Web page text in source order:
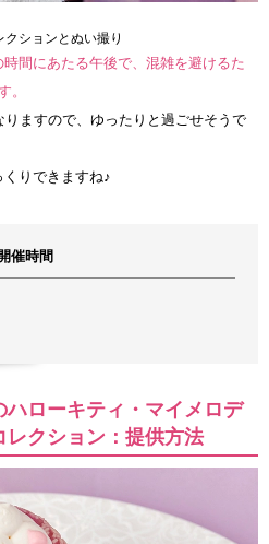
クションとぬい撮り
間にあたる午後で、混雑を避けるた
。
ますので、ゆったりと過ごせそうで
りできますね♪
開催時間
ローキティ・マイメロデ
レクション：提供方法